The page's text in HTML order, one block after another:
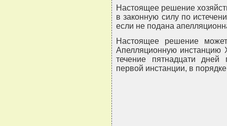
Настоящее решение
в законную силу по
если не подана
Настоящее решение
Апелляционную инстанцию
течение пятнадцати дней
первой инстанции, в